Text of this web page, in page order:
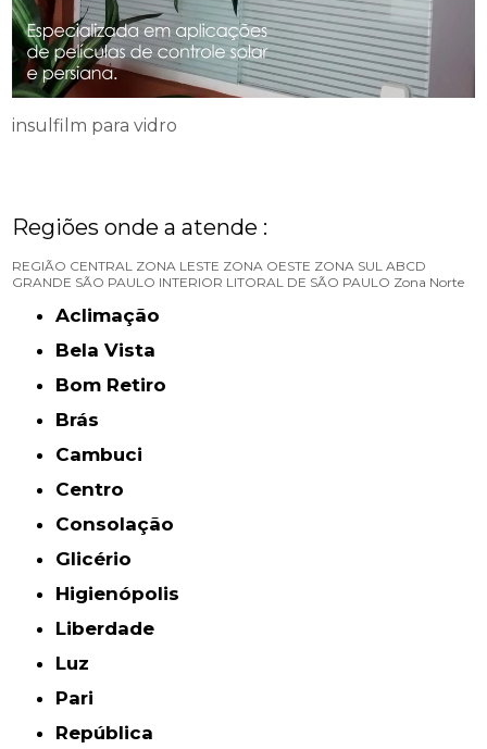
insulfilm para vidro
Regiões onde a atende :
REGIÃO CENTRAL ZONA LESTE ZONA OESTE ZONA SUL ABCD
GRANDE SÃO PAULO INTERIOR LITORAL DE SÃO PAULO Zona Norte
Aclimação
Bela Vista
Bom Retiro
Brás
Cambuci
Centro
Consolação
Glicério
Higienópolis
Liberdade
Luz
Pari
República